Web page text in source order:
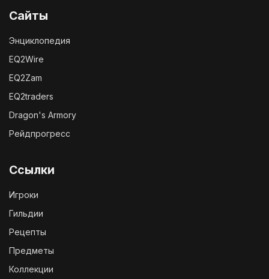
Сайты
Энциклопедия
EQ2Wire
EQ2Zam
EQ2traders
Dragon's Armory
Рейдпрогресс
Ссылки
Игроки
Гильдии
Рецепты
Предметы
Коллекции